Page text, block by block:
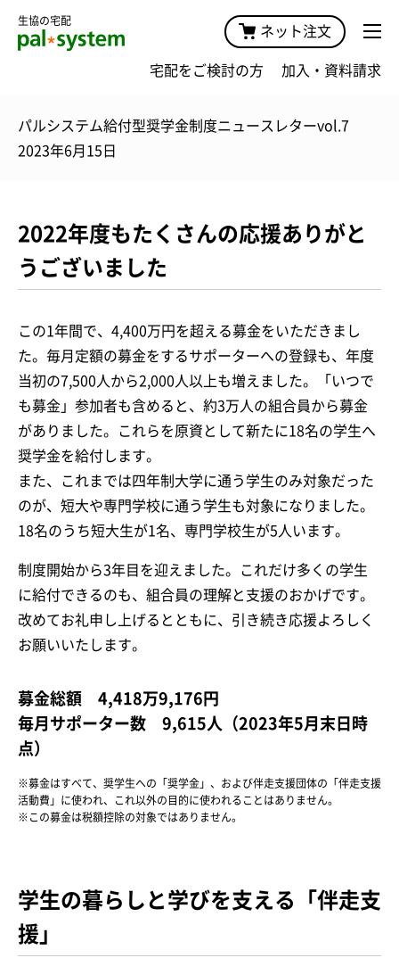
生協の宅配
ネット注文
宅配をご検討の方 加入・資料請求
パルシステム給付型奨学金制度ニュースレターvol.7
2023年6月15日
2022年度もたくさんの応援ありがと
うございました
この1年間で、4,400万円を超える募金をいただきまし
た。毎月定額の募金をするサポーターへの登録も、年度
当初の7,500人から2,000人以上も増えました。「いつで
も募金」参加者も含めると、約3万人の組合員から募金
がありました。これらを原資として新たに18名の学生へ
奨学金を給付します。
また、これまでは四年制大学に通う学生のみ対象だった
のが、短大や専門学校に通う学生も対象になりました。
18名のうち短大生が1名、専門学校生が5人います。
制度開始から3年目を迎えました。これだけ多くの学生
に給付できるのも、組合員の理解と支援のおかげです。
改めてお礼申し上げるとともに、引き続き応援よろしく
お願いいたします。
募金総額 4,418万9,176円
毎月サポーター数 9,615人（2023年5月末日時
点）
※募金はすべて、奨学生への「奨学金」、および伴走支援団体の「伴走支援
活動費」に使われ、これ以外の目的に使われることはありません。
※この募金は税額控除の対象ではありません。
学生の暮らしと学びを支える「伴走支
援」